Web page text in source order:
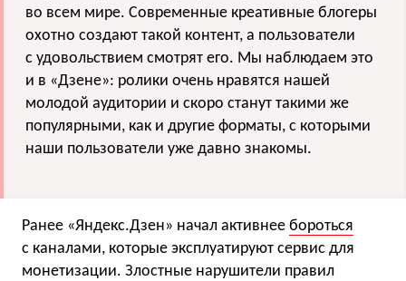
во всем мире. Современные креативные блогеры
охотно создают такой контент, а пользователи
с удовольствием смотрят его. Мы наблюдаем это
и в «Дзене»: ролики очень нравятся нашей
молодой аудитории и скоро станут такими же
популярными, как и другие форматы, с которыми
наши пользователи уже давно знакомы.
Ранее «Яндекс.Дзен» начал активнее бороться
с каналами, которые эксплуатируют сервис для
монетизации. Злостные нарушители правил